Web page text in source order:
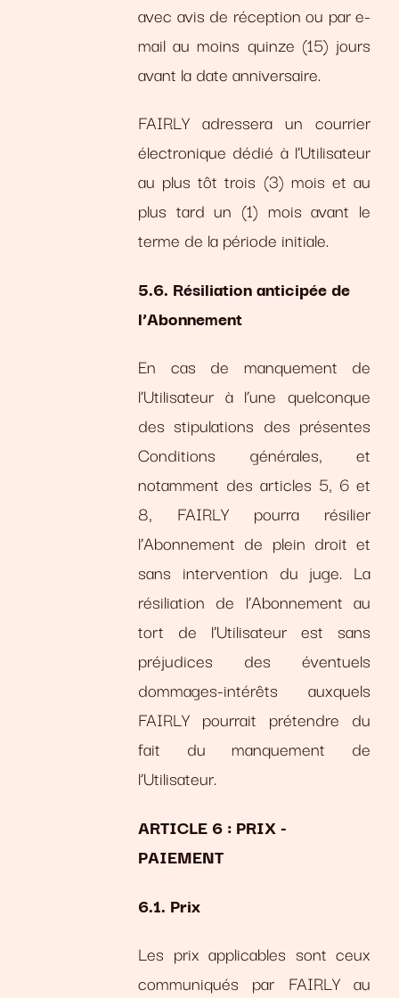
avec avis de réception ou par e-
mail au moins quinze (15) jours
avant la date anniversaire.
FAIRLY adressera un courrier
électronique dédié à l’Utilisateur
au plus tôt trois (3) mois et au
plus tard un (1) mois avant le
terme de la période initiale.
5.6. Résiliation anticipée de
l’Abonnement
En cas de manquement de
l’Utilisateur à l’une quelconque
des stipulations des présentes
Conditions générales, et
notamment des articles 5, 6 et
8, FAIRLY pourra résilier
l’Abonnement de plein droit et
sans intervention du juge. La
résiliation de l’Abonnement au
tort de l’Utilisateur est sans
préjudices des éventuels
dommages-intérêts auxquels
FAIRLY pourrait prétendre du
fait du manquement de
l’Utilisateur.
ARTICLE 6 : PRIX -
PAIEMENT
6.1. Prix
Les prix applicables sont ceux
communiqués par FAIRLY au